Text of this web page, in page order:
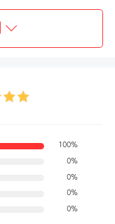
100%
0%
0%
0%
0%